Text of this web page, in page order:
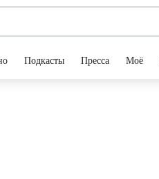
Подкасты Пресса Моё